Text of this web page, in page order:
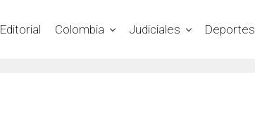
Editorial Colombia Judiciales Deportes